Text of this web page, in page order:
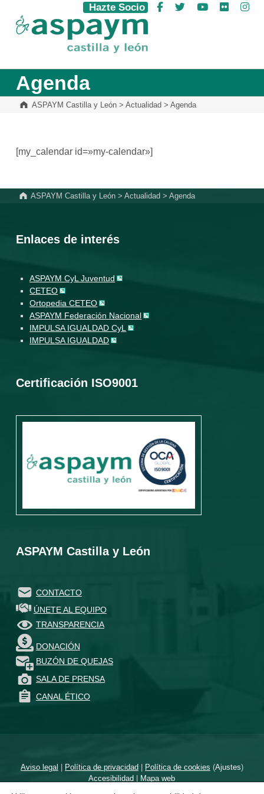
ASPAYM Castilla y León
Hazte Socio Facebook
Twitter YouTube
Flickr
Agenda
ASPAYM Castilla y León> Actualidad > Agenda
[my_calendar id=»my-calendar»]
ASPAYM Castilla y León >Actualidad >Agenda
Enlaces de interés
ASPAYM CyL Juventud
CETEO
Ortopedia CETEO
ASPAYM Federación Nacional
IMPULSA IGUALDAD CyL
IMPULSA IGUALDAD
Certificación ISO9001
ASPAYM Castilla y León
CONTACTO
ÚNETE AL EQUIPO
TRANSPARENCIA
DONACIÓN
BUZÓN DE QUEJAS
SALA DE PRENSA
CANAL ÉTICO
Aviso legal | Política de privacidad| Política de cookies (Ajustes)
Accesibilidad | Mapa web